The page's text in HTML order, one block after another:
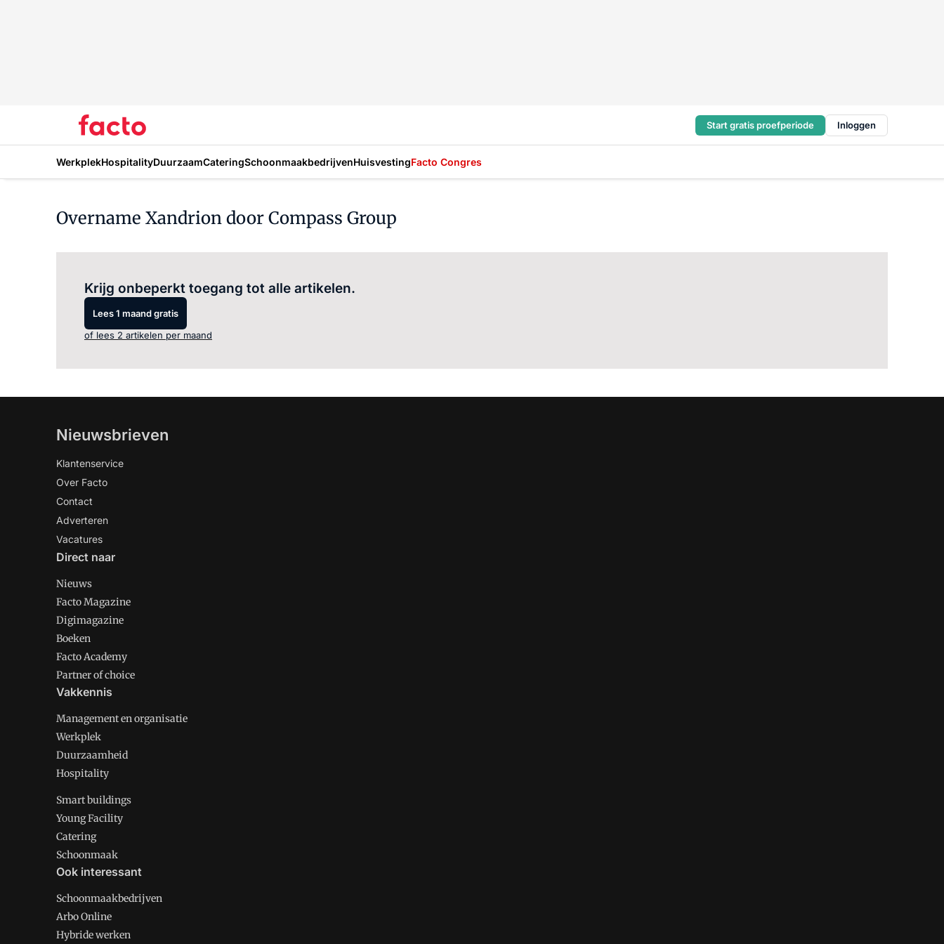
Start gratis proefperiode Inloggen
WerkplekHospitalityDuurzaamCateringSchoonmaakbedrijvenHuisvestingFacto Congres
Overname Xandrion door Compass Group
Krijg onbeperkt toegang tot alle artikelen.
Lees 1 maand gratis
of lees 2 artikelen per maand
Nieuwsbrieven
Klantenservice
Over Facto
Contact
Adverteren
Vacatures
Direct naar
Nieuws
Facto Magazine
Digimagazine
Boeken
Facto Academy
Partner of choice
Vakkennis
Management en organisatie
Werkplek
Duurzaamheid
Hospitality
Smart buildings
Young Facility
Catering
Schoonmaak
Ook interessant
Schoonmaakbedrijven
Arbo Online
Hybride werken